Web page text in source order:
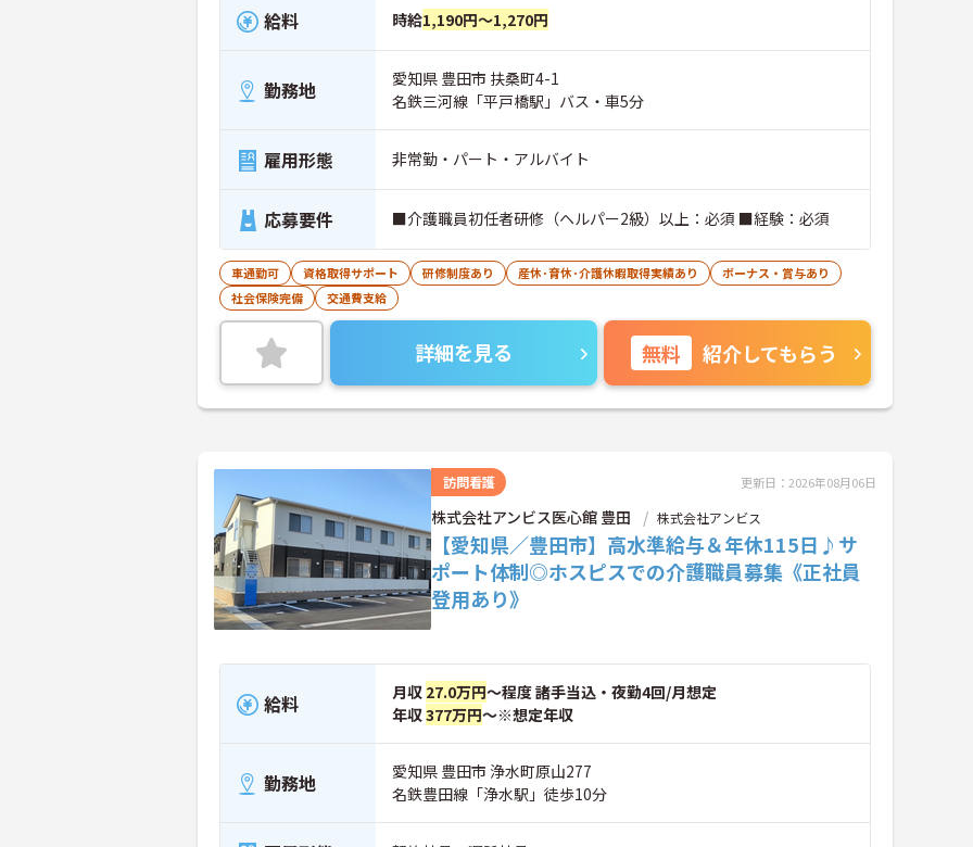
給料 時給1,190円～1,270円
勤務地
愛知県 豊田市 扶桑町4-1
名鉄三河線「平戸橋駅」バス・車5分
雇用形態 非常勤・パート・アルバイト
応募要件 ■介護職員初任者研修（ヘルパー2級）以上：必須 ■経験：必須
車通勤可 資格取得サポート 研修制度あり 産休･育休･介護休暇取得実績あり
ボーナス・賞与あり
社会保険完備
交通費支給
詳細を見る 無料 紹介してもらう
訪問看護 更新日：2026年08月06日
株式会社アンビス医心館 豊田 株式会社アンビス
【愛知県／豊田市】高水準給与＆年休115日♪サ
ポート体制◎ホスピスでの介護職員募集《正社員
登用あり》
給料 月収 27.0万円～程度 諸手当込・夜勤4回/月想定
年収377万円～※想定年収
勤務地
愛知県 豊田市 浄水町原山277
名鉄豊田線「浄水駅」徒歩10分